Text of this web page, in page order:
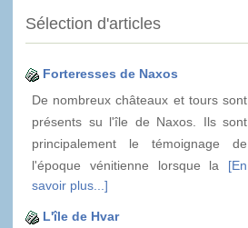
Sélection d'articles
Forteresses de Naxos
De nombreux châteaux et tours sont
présents su l'île de Naxos. Ils sont
principalement le témoignage de
l'époque vénitienne lorsque la [En
savoir plus...]
L'île de Hvar